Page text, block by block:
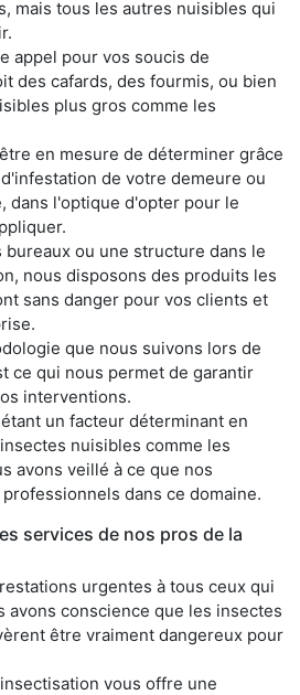
mais tous les autres nuisibles qui
appel pour vos soucis de
des cafards, des fourmis, ou bien
plus gros comme les
en mesure de déterminer grâce
de votre demeure ou
dans l'optique d'opter pour le
bureaux ou une structure dans le
nous disposons des produits les
sans danger pour vos clients et
que nous suivons lors de
ce qui nous permet de garantir
interventions.
un facteur déterminant en
nuisibles comme les
avons veillé à ce que nos
dans ce domaine.
services de nos pros de la
urgentes à tous ceux qui
avons conscience que les insectes
être vraiment dangereux pour
vous offre une